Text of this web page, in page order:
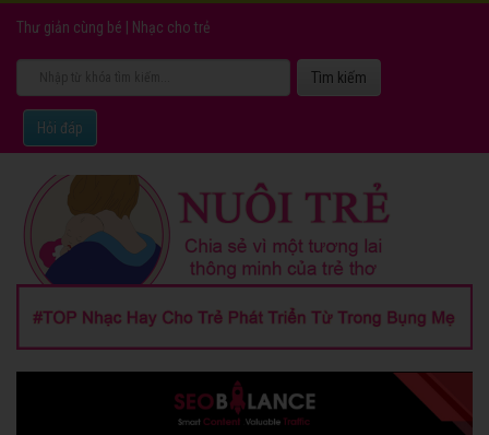
Thư giản cùng bé Nhạc cho trẻ
Hỏi đáp